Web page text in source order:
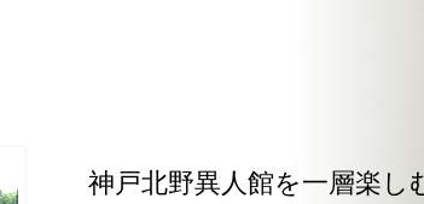
神戸北野異人館を一層楽し